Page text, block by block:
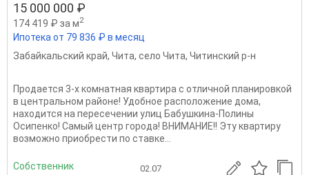
15 000 000 ₽
174 419 ₽ за м2
Ипотека от 79 836 ₽ в месяц
Забайкальский край, Чита, село Чита, Читинский р-н
Продается 3-х комнатная квартира с отличной планировкой
в центральном районе! Удобное расположение дома,
находится на пересечении улиц Бабушкина-Полины
Осипенко! Самый центр города! ВНИМАНИЕ!! Эту квартиру
возможно приобрести по ставке...
Собственник 02.07